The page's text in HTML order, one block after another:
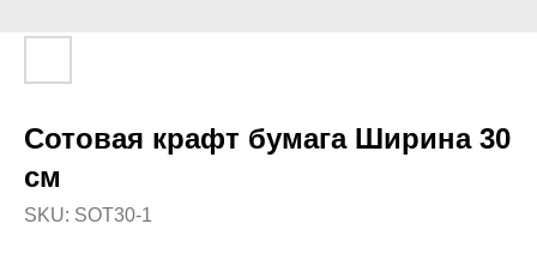
Сотовая крафт бумага Ширина 30
см
SKU: SOT30-1